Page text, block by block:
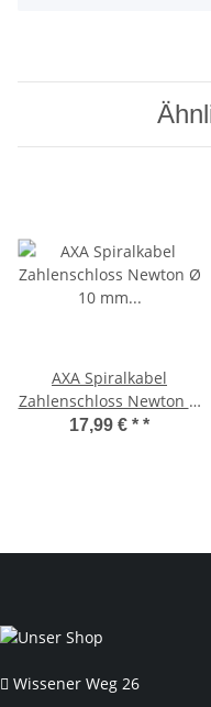
AXA Spiralkabel
Zahlenschloss Newton Ø
10 mm Mattschwarz 150
17,99 € * *
Wissener Weg 26